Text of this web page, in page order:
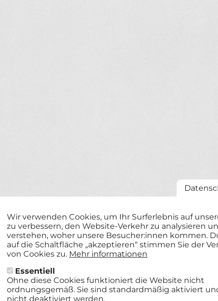
Wir verwenden Cookies, um Ihr Surferlebnis auf
zu verbessern, den Website-Verkehr zu analysieren
verstehen, woher unsere Besucher:innen kommen.
auf die Schaltfläche „akzeptieren“ stimmen Sie der
von Cookies zu. Mehr informationen
Essentiell
Ohne diese Cookies funktioniert die Website nicht
ordnungsgemäß. Sie sind standardmäßig aktiviert
nicht deaktiviert werden.